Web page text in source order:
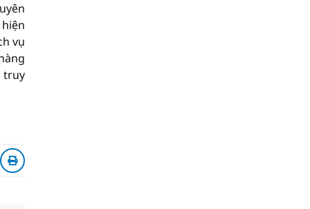
vụ
truy